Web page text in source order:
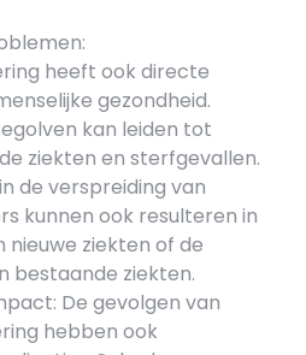
heeft ook directe
gezondheid.
kan leiden tot
ziekten en sterfgevallen.
de verspreiding van
kunnen ook resulteren in
ziekten of de
bestaande ziekten.
De gevolgen van
hebben ook